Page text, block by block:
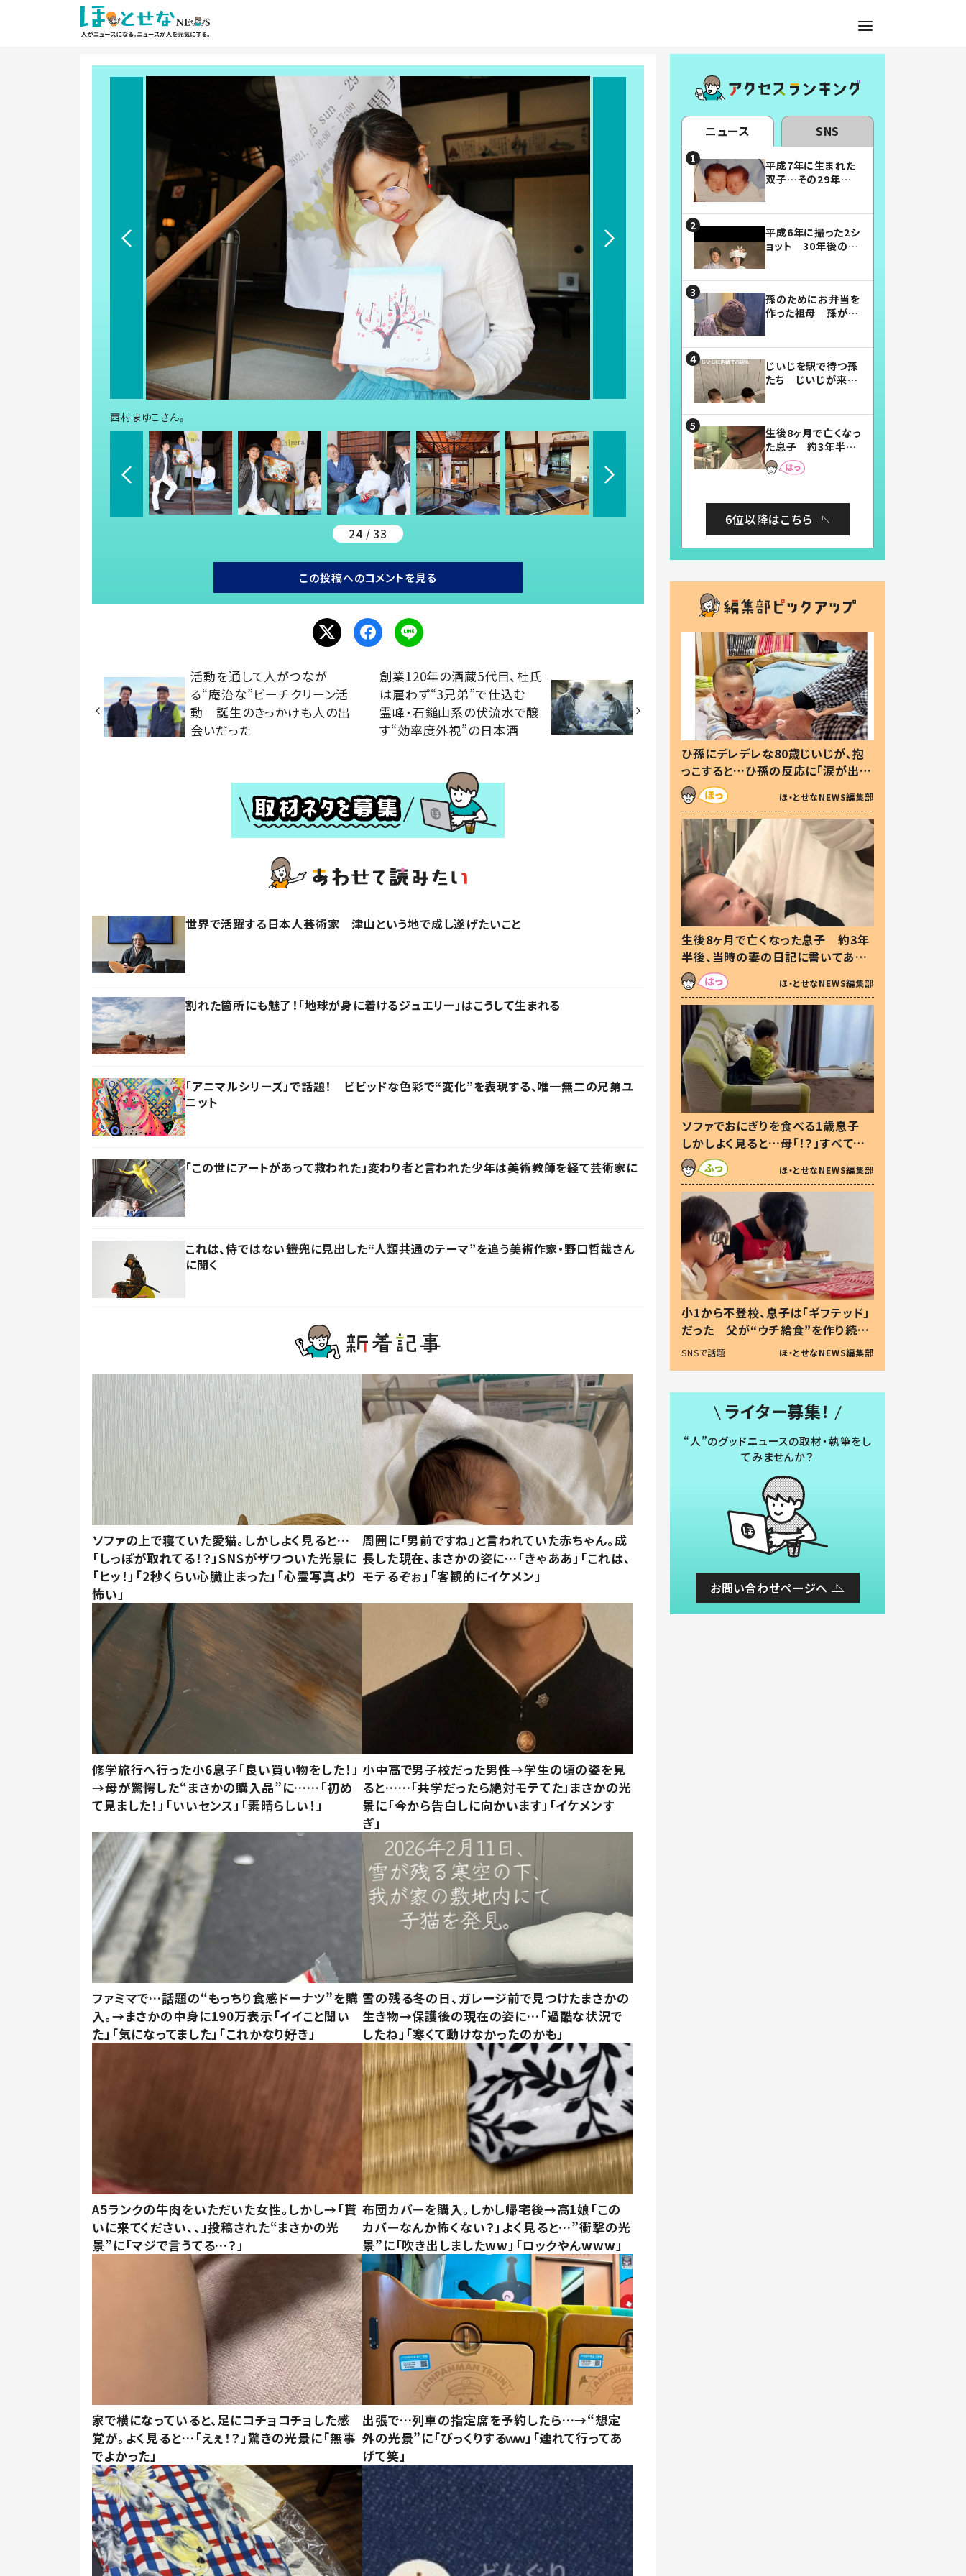
西村まゆこさん。
24 / 33
この投稿へのコメントを見る
活動を通して人がつなが
る“庵治な”ビーチクリーン活
動 誕生のきっかけも人の出
会いだった
創業120年の酒蔵5代目、杜氏
は雇わず“3兄弟”で仕込む
霊峰・石鎚山系の伏流水で醸
す“効率度外視”の日本酒
世界で活躍する日本人芸術家 津山という地で成し遂げたいこと
割れた箇所にも魅了！「地球が身に着けるジュエリー」はこうして生まれる
「アニマルシリーズ」で話題！ ビビッドな色彩で“変化”を表現する、唯一無二の兄弟ユ
ニット
「この世にアートがあって救われた」変わり者と言われた少年は美術教師を経て芸術家に
これは、侍ではない――鎧兜に見出した“人類共通のテーマ”を追う美術作家・野口哲哉さん
に聞く
ソファの上で寝ていた愛猫。しかしよく見ると…
「しっぽが取れてる！？」SNSがザワついた光景に
「ヒッ！」「2秒くらい心臓止まった」「心霊写真より
怖い」
周囲に「男前ですね」と言われていた赤ちゃん。成
長した現在、まさかの姿に…「きゃああ」「これは、
モテるぞぉ」「客観的にイケメン」
修学旅行へ行った小6息子「良い買い物をした！」
→母が驚愕した“まさかの購入品”に……「初め
て見ました！」「いいセンス」「素晴らしい！」
小中高で男子校だった男性→学生の頃の姿を見
ると……「共学だったら絶対モテてた」まさかの光
景に「今から告白しに向かいます」「イケメンす
ぎ」
ファミマで…話題の“もっちり食感ドーナツ”を購
入。→まさかの中身に190万表示「イイこと聞い
た」「気になってました」「これかなり好き」
雪の残る冬の日、ガレージ前で見つけたまさかの
生き物→保護後の現在の姿に…「過酷な状況で
したね」「寒くて動けなかったのかも」
A5ランクの牛肉をいただいた女性。しかし→「貰
いに来てください、、」投稿された“まさかの光
景”に「マジで言うてる…？」
布団カバーを購入。しかし帰宅後→高1娘「この
カバーなんか怖くない？」よく見ると…”衝撃の光
景”に「吹き出しましたww」「ロックやんwww」
家で横になっていると、足にコチョコチョした感
覚が。よく見ると…「えぇ！？」驚きの光景に「無事
でよかった」
出張で…列車の指定席を予約したら…→“想定
外の光景”に「びっくりするｗｗ」「連れて行ってあ
げて笑」
ニュース SNS
平成7年に生まれた
双子…その29年後
平成6年に撮った2シ
ョット 30年後の姿
孫のためにお弁当を
作った祖母 孫が絶
じいじを駅で待つ孫
たち じいじが来た
まらない」「幸せにな
れる」
生後8ヶ月で亡くなっ
た息子 約3年半
後、当時の妻の日記
に書いてあった本音
6位以降はこちら
ひ孫にデレデレな80歳じいじが、抱
っこすると…ひ孫の反応に「涙が出ま
した」「可愛くて仕方ない」
ほ・とせなNEWS編集部
生後8ヶ月で亡くなった息子 約3年
半後、当時の妻の日記に書いてあっ
た本音とは
ほ・とせなNEWS編集部
ソファでおにぎりを食べる1歳息子
しかしよく見ると…母「！？」すべてを
察した母の投稿に「可愛いから許
す！」「現行犯〜」
ほ・とせなNEWS編集部
小1から不登校、息子は「ギフテッド」
だった 父が“ウチ給食”を作り続け
る理由とは #令和の親 #令和の子
SNSで話題 ほ・とせなNEWS編集部
ライター募集！
“人”のグッドニュースの取材・執筆をし
てみませんか？
お問い合わせページへ